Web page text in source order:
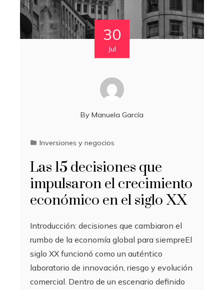
30
Jul
By Manuela García
Inversiones y negocios
Las 15 decisiones que
impulsaron el crecimiento
económico en el siglo XX
Introducción: decisiones que cambiaron el
rumbo de la economía global para siempreEl
siglo XX funcionó como un auténtico
laboratorio de innovación, riesgo y evolución
comercial. Dentro de un escenario definido